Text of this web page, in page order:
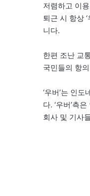
저렴하고 이
퇴근 시 항상
니다.
한편 조난 교
국민들의 항
‘우버’는 인
다. ‘우버’측
회사 및 기사